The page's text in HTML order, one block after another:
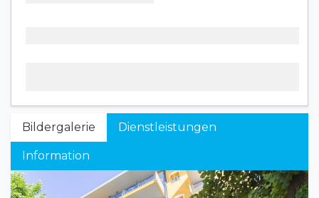
Bildergalerie Dienstleistungen
Information